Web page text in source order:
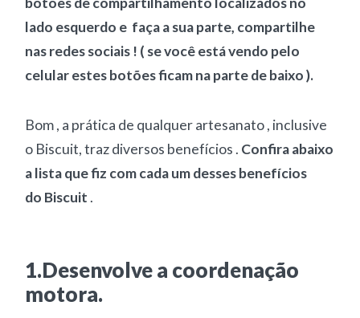
lado esquerdo e faça a sua parte, compartilhe
nas redes sociais ! ( se você está vendo pelo
celular estes botões ficam na parte de baixo ).
Bom , a prática de qualquer artesanato , inclusive
o Biscuit, traz diversos benefícios . Confira abaixo
a lista que fiz com cada um desses benefícios
do Biscuit .
1.Desenvolve a coordenação
motora.